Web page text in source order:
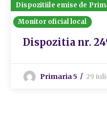
Dispozitiile emise de
Monitor oficial local
Dispozitia nr.
Primaria 5 29